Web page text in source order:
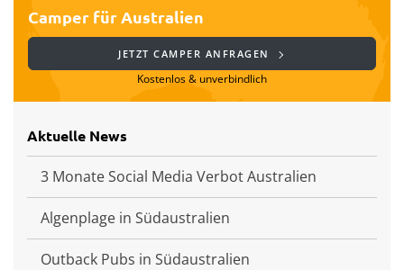
Camper für Australien
JETZT CAMPER ANFRAGEN
Kostenlos & unverbindlich
Aktuelle News
3 Monate Social Media Verbot Australien
Algenplage in Südaustralien
Outback Pubs in Südaustralien